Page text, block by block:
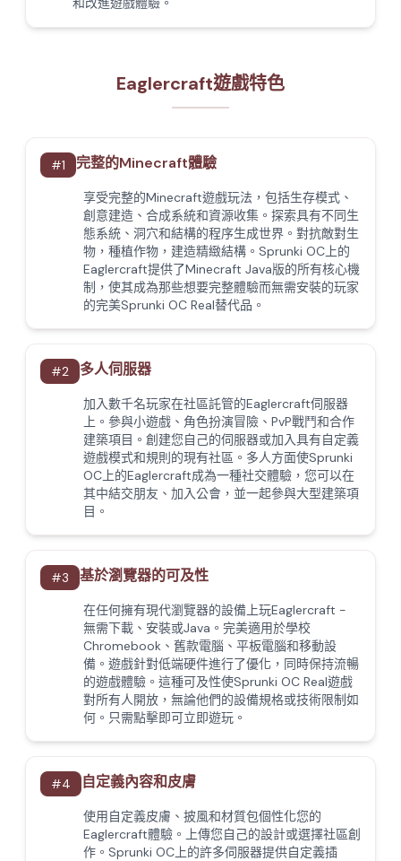
Eaglercraft遊戲特色
#1 完整的Minecraft體驗
享受完整的Minecraft遊戲玩法，包括生存模式、
創意建造、合成系統和資源收集。探索具有不同生
態系統、洞穴和結構的程序生成世界。對抗敵對生
物，種植作物，建造精緻結構。Sprunki OC上的
Eaglercraft提供了Minecraft Java版的所有核心機
制，使其成為那些想要完整體驗而無需安裝的玩家
的完美Sprunki OC Real替代品。
#2 多人伺服器
加入數千名玩家在社區託管的Eaglercraft伺服器
上。參與小遊戲、角色扮演冒險、PvP戰鬥和合作
建築項目。創建您自己的伺服器或加入具有自定義
遊戲模式和規則的現有社區。多人方面使Sprunki
OC上的Eaglercraft成為一種社交體驗，您可以在
其中結交朋友、加入公會，並一起參與大型建築項
目。
#3 基於瀏覽器的可及性
在任何擁有現代瀏覽器的設備上玩Eaglercraft -
無需下載、安裝或Java。完美適用於學校
Chromebook、舊款電腦、平板電腦和移動設
備。遊戲針對低端硬件進行了優化，同時保持流暢
的遊戲體驗。這種可及性使Sprunki OC Real遊戲
對所有人開放，無論他們的設備規格或技術限制如
何。只需點擊即可立即遊玩。
#4 自定義內容和皮膚
使用自定義皮膚、披風和材質包個性化您的
Eaglercraft體驗。上傳您自己的設計或選擇社區創
作。Sprunki OC上的許多伺服器提供自定義插